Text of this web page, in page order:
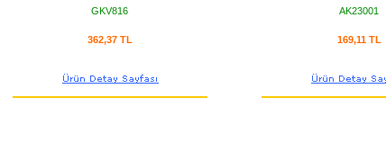
GKV816
362,37 TL
AK23001
169,11 TL